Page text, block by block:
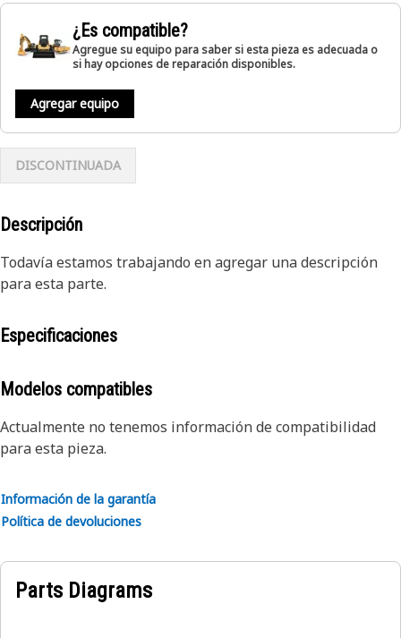
¿Es compatible?
Agregue su equipo para saber si esta pieza es adecuada o
si hay opciones de reparación disponibles.
Agregar equipo
DISCONTINUADA
Descripción
Todavía estamos trabajando en agregar una descripción
para esta parte.
Especificaciones
Modelos compatibles
Actualmente no tenemos información de compatibilidad
para esta pieza.
Información de la garantía
Política de devoluciones
Parts Diagrams